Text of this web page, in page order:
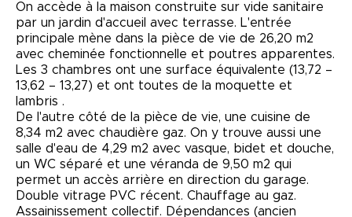
On accède à la maison construite sur vide sanitaire
par un jardin d'accueil avec terrasse. L'entrée
principale mène dans la pièce de vie de 26,20 m2
avec cheminée fonctionnelle et poutres apparentes.
Les 3 chambres ont une surface équivalente (13,72 –
13,62 – 13,27) et ont toutes de la moquette et
lambris .
De l'autre côté de la pièce de vie, une cuisine de
8,34 m2 avec chaudière gaz. On y trouve aussi une
salle d'eau de 4,29 m2 avec vasque, bidet et douche,
un WC séparé et une véranda de 9,50 m2 qui
permet un accès arrière en direction du garage.
Double vitrage PVC récent. Chauffage au gaz.
Assainissement collectif. Dépendances (ancien